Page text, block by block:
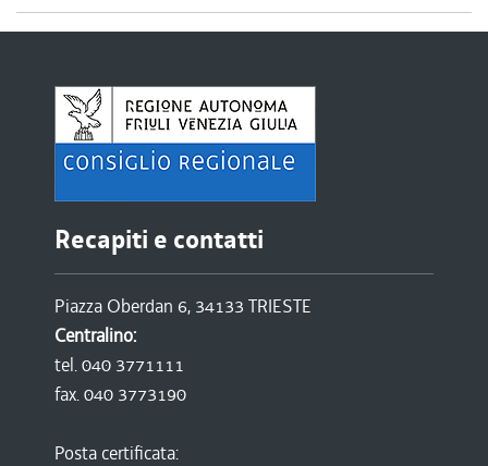
Recapiti e contatti
Piazza Oberdan 6, 34133 TRIESTE
Centralino:
tel. 040 3771111
fax. 040 3773190
Posta certificata: